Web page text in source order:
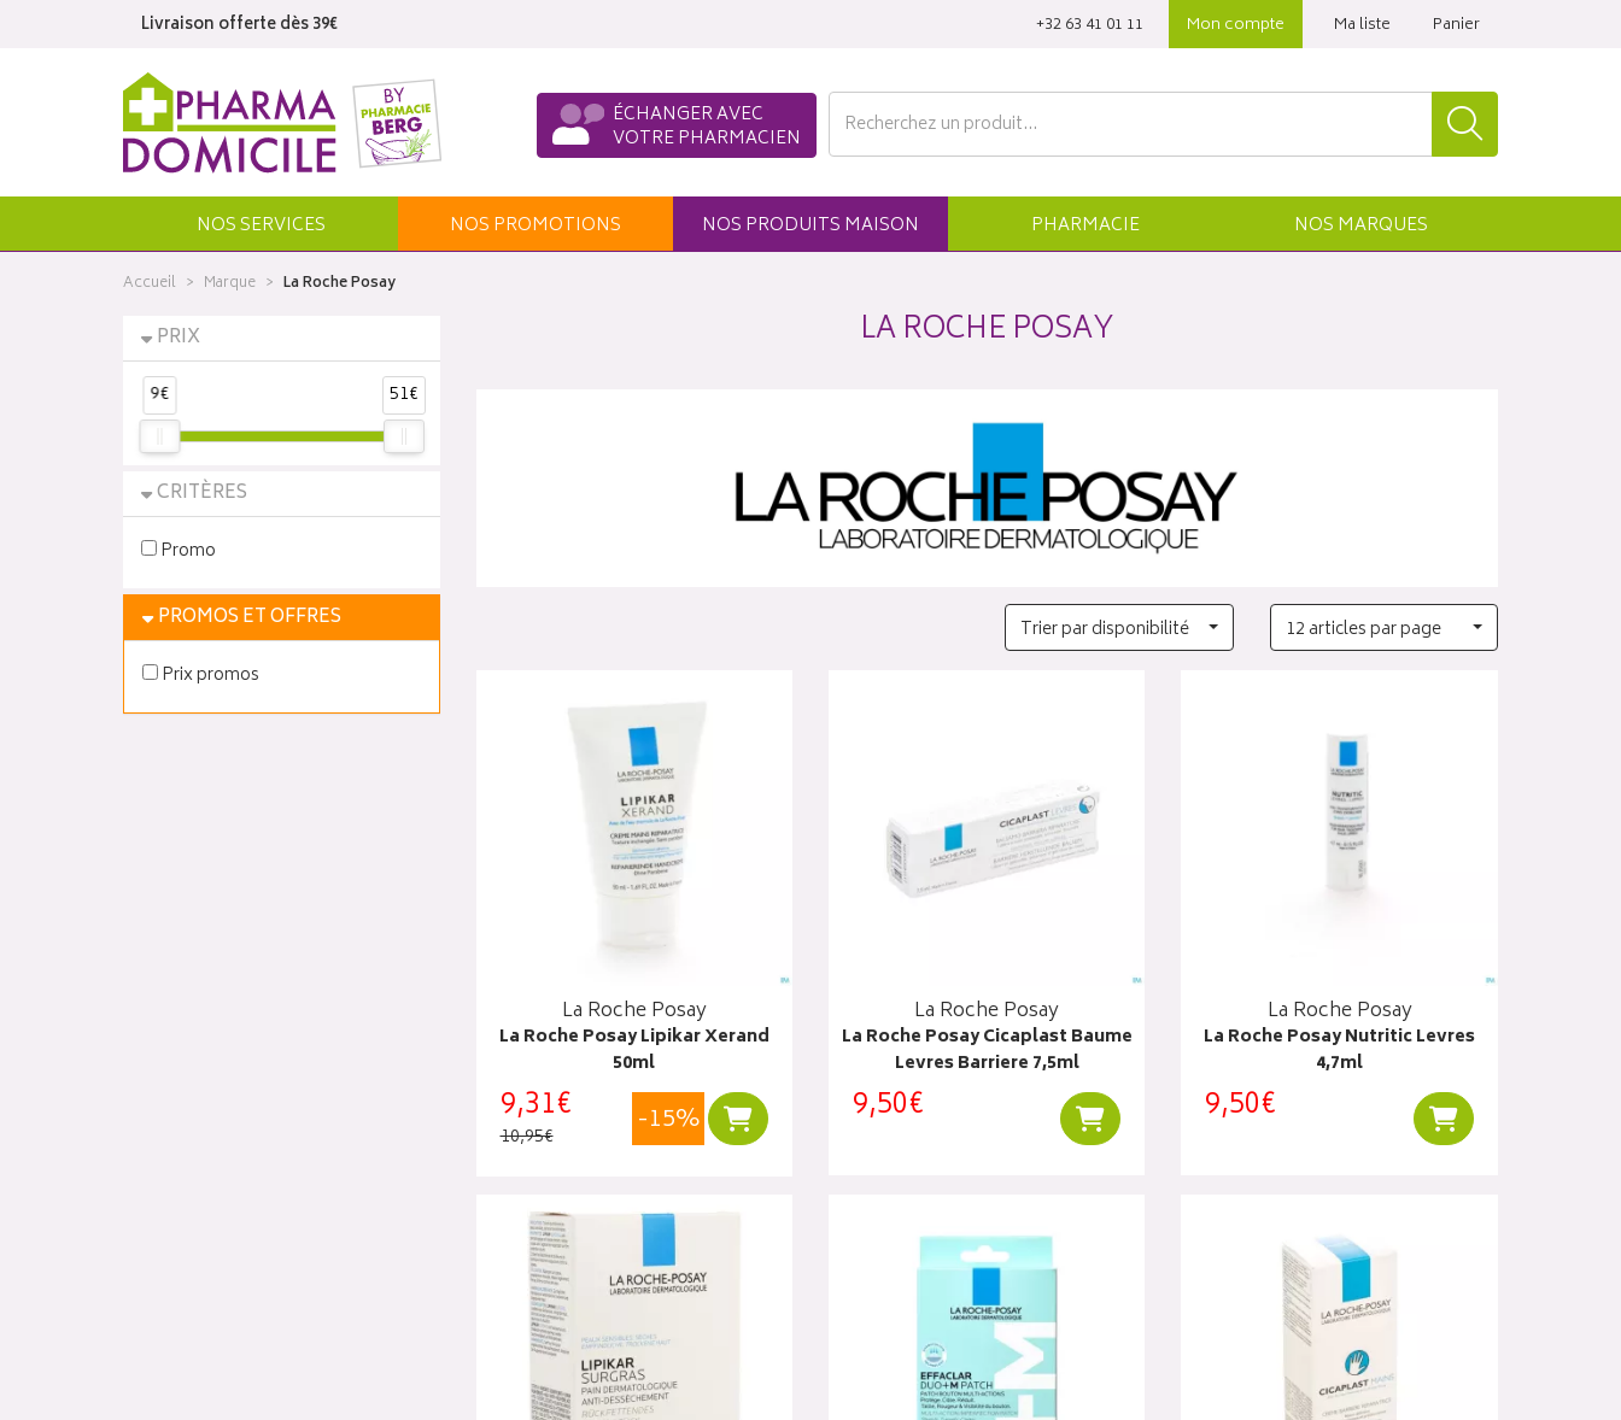
Livraison offerte dès 39€ ‭+32 63 41 01 11‬ Mon compte Ma liste Panier
ÉCHANGER AVEC
VOTRE PHARMACIEN
NOS SERVICES NOS PROMOTIONS NOS PRODUITS MAISON PHARMACIE NOS MARQUES
Accueil Marque La Roche Posay
PRIX
9€ 51€
CRITÈRES
Promo
PROMOS ET OFFRES
Prix promos
LA ROCHE POSAY
Trier par disponibilité 12 articles par page
La Roche Posay
La Roche Posay Lipikar Xerand
50ml
9,31€
10,95€ -15% Ajouter au panier
La Roche Posay
La Roche Posay Cicaplast Baume
Levres Barriere 7,5ml
9,50€ Ajouter au panier
La Roche Posay
La Roche Posay Nutritic Levres
4,7ml
9,50€ Ajouter au panier